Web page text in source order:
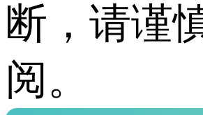
断，请谨
阅。